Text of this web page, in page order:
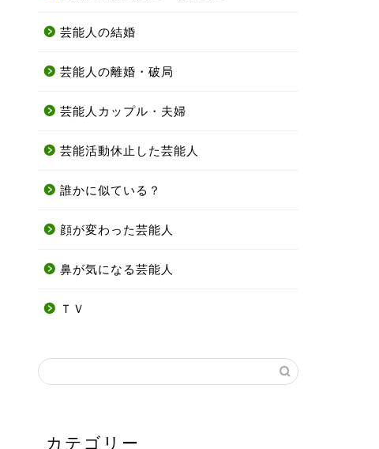
芸能人の結婚
芸能人の離婚・破局
芸能人カップル・夫婦
芸能活動休止した芸能人
誰かに似ている？
顔が変わった芸能人
鼻が気になる芸能人
ＴＶ
カテゴリー